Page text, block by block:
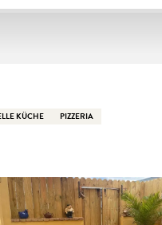
KÜCHE PIZZERIA